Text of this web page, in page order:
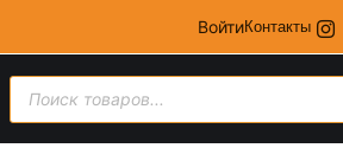
ВойтиКонтакты